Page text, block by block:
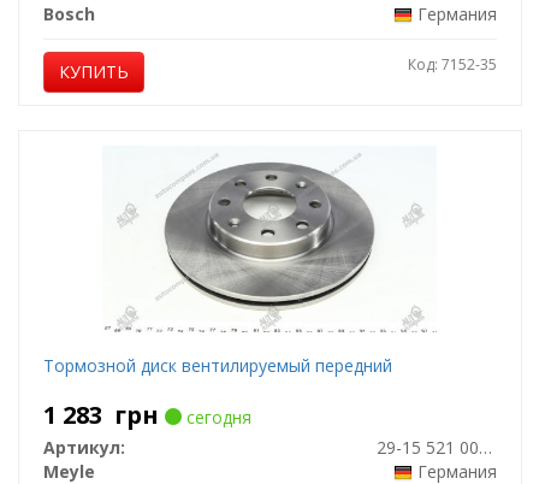
Bosch
Германия
КУПИТЬ Код: 7152-35
Тормозной диск вентилируемый передний
1 283 грн
сегодня
Артикул:
29-15 521 0006
Meyle
Германия